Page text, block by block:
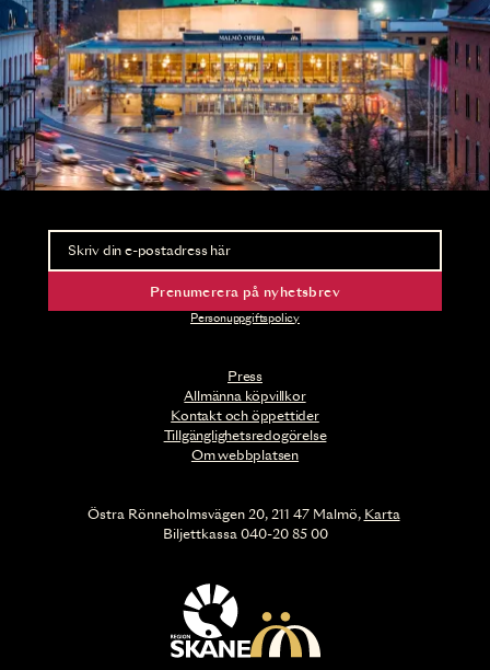
Press
Allmänna köpvillkor
Kontakt och öppettider
Tillgänglighetsredogörelse
Om webbplatsen
Nyhetsbrev
Ta del av förhandsinformation och biljettsläpp.
Prenumerera på nyhetsbrev
Personuppgiftspolicy
Östra Rönneholmsvägen 20, 211 47 Malmö, Karta
Biljettkassa 040-20 85 00